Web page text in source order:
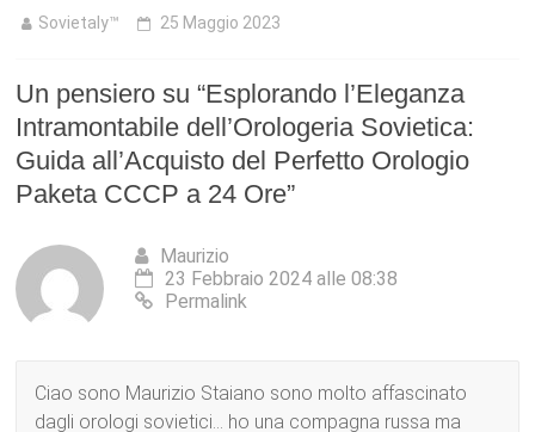
Sovietaly™ 25 Maggio 2023
Un pensiero su “Esplorando l’Eleganza
Intramontabile dell’Orologeria Sovietica:
Guida all’Acquisto del Perfetto Orologio
Paketa CCCP a 24 Ore”
Maurizio
23 Febbraio 2024 alle 08:38
Permalink
Ciao sono Maurizio Staiano sono molto affascinato
dagli orologi sovietici… ho una compagna russa ma